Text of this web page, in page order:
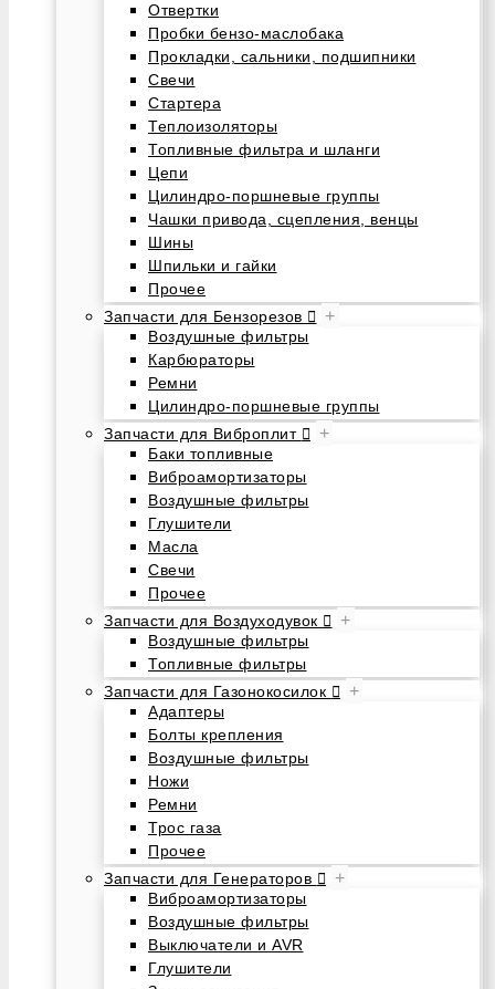
Отвертки
Пробки бензо-маслобака
Прокладки, сальники, подшипники
Свечи
Стартера
Теплоизоляторы
Топливные фильтра и шланги
Цепи
Цилиндро-поршневые группы
Чашки привода, сцепления, венцы
Шины
Шпильки и гайки
Прочее
Запчасти для Бензорезов
+
Воздушные фильтры
Карбюраторы
Ремни
Цилиндро-поршневые группы
Запчасти для Виброплит
+
Баки топливные
Виброамортизаторы
Воздушные фильтры
Глушители
Масла
Свечи
Прочее
Запчасти для Воздуходувок
+
Воздушные фильтры
Топливные фильтры
Запчасти для Газонокосилок
+
Адаптеры
Болты крепления
Воздушные фильтры
Ножи
Ремни
Трос газа
Прочее
Запчасти для Генераторов
+
Виброамортизаторы
Воздушные фильтры
Выключатели и AVR
Глушители